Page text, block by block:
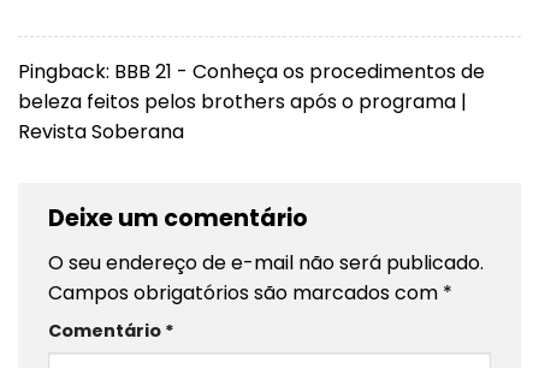
Pingback: BBB 21 - Conheça os procedimentos de
beleza feitos pelos brothers após o programa |
Revista Soberana
Deixe um comentário
O seu endereço de e-mail não será publicado.
Campos obrigatórios são marcados com *
Comentário *